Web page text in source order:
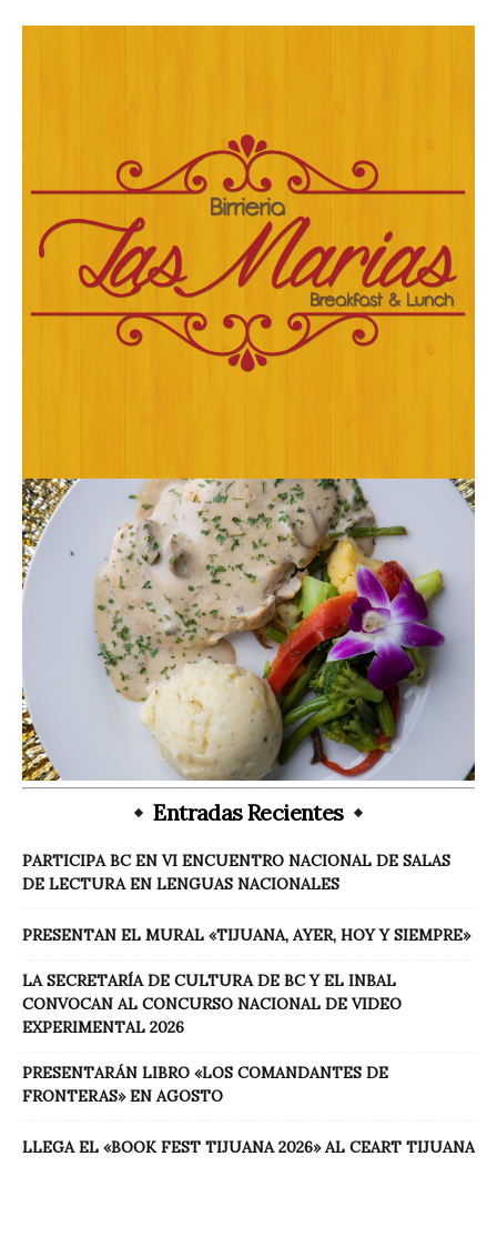
Entradas Recientes
PARTICIPA BC EN VI ENCUENTRO NACIONAL DE SALAS
DE LECTURA EN LENGUAS NACIONALES
PRESENTAN EL MURAL «TIJUANA, AYER, HOY Y SIEMPRE»
LA SECRETARÍA DE CULTURA DE BC Y EL INBAL
CONVOCAN AL CONCURSO NACIONAL DE VIDEO
EXPERIMENTAL 2026
PRESENTARÁN LIBRO «LOS COMANDANTES DE
FRONTERAS» EN AGOSTO
LLEGA EL «BOOK FEST TIJUANA 2026» AL CEART TIJUANA